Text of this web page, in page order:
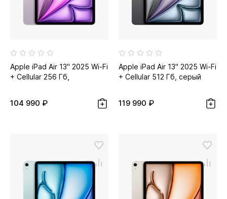
Apple iPad Air 13" 2025 Wi-Fi
+ Cellular 256 Гб,
104 990 ₽
Apple iPad Air 13" 2025 Wi-Fi
+ Cellular 512 Гб, серый
119 990 ₽